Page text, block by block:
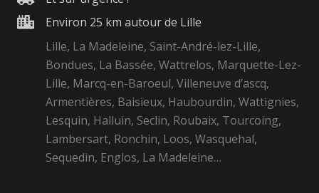
Environ 25 km autour de Lille
Lille, La Madeleine, Saint-André-lez-Lille,
Bondues, La Bassée, Wattrelos, Marquette-Lez-
Lille, Marcq-en-Baroeul, Villeneuve d’ascq,
Armentières, Baisieux, Haubourdin, Wattignies,
Lesquin, Halluin, Seclin, Roubaix, Tourcoing,
Lambersart, Ronchin, Loos, Wasquehal,
Sequedin, Englos, La Madeleine…